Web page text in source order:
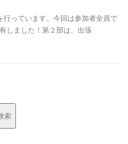
っています。今回は参加者全員で
しました！第２部は、出張
索